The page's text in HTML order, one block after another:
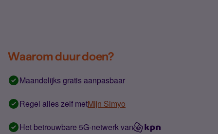
Waarom duur doen?
Maandelijks gratis aanpasbaar
Regel alles zelf metMijn Simyo
Het betrouwbare 5G-netwerk van